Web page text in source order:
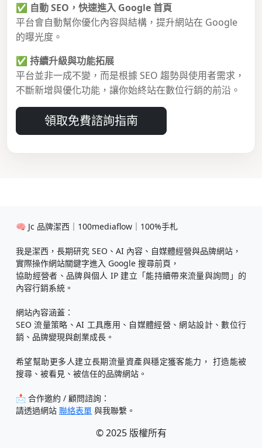
✅ 自動 SEO，快速進入 Google 首頁
平台會自動幫你優化內容與結構，提升網站在 Google
的曝光度。
✅ 持續升級與功能拓展
平台並非一成不變，而是根據 SEO 趨勢與使用者需求，
不斷新增與優化功能，讓你始終站在數位行銷的前沿。
領取免費諮詢指南
🧠 Jc 品牌潔西｜100mediaflow｜100%手札
我是潔西，長期研究 SEO、AI 內容、自媒體經營與品牌網站，
實際操作網站關鍵字進入 Google 搜尋前頁，
協助經營者、品牌與個人 IP 建立「能持續帶來流量與詢問」的
內容行銷系統。
網站內容涵蓋：
SEO 流量策略、AI 工具應用、自媒體經營、網站設計、數位行
銷、品牌變現與創業成長。
希望幫助更多人建立長期流量資產與穩定獲客能力， 打造能被
搜尋、被看見、被信任的品牌網站。
📩 合作邀約 / 顧問諮詢：
請透過網站 聯絡表單 與我聯繫。
© 2025 版權所有